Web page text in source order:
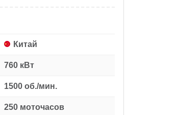
Китай
760 кВт
1500 об./мин.
250 моточасов